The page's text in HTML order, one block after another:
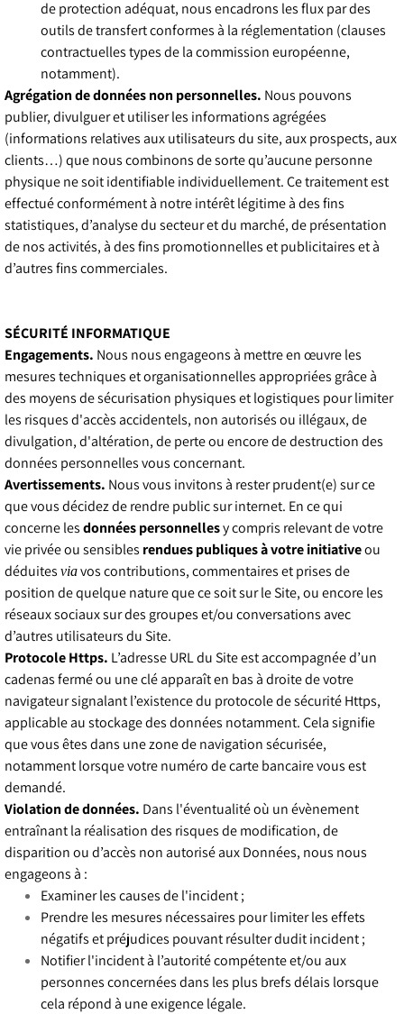
de protection adéquat, nous encadrons les flux par des
outils de transfert conformes à la réglementation (clauses
contractuelles types de la commission européenne,
notamment).
Agrégation de données non personnelles. Nous pouvons
publier, divulguer et utiliser les informations agrégées
(informations relatives aux utilisateurs du site, aux prospects, aux
clients…) que nous combinons de sorte qu’aucune personne
physique ne soit identifiable individuellement. Ce traitement est
effectué conformément à notre intérêt légitime à des fins
statistiques, d’analyse du secteur et du marché, de présentation
de nos activités, à des fins promotionnelles et publicitaires et à
d’autres fins commerciales.
SÉCURITÉ INFORMATIQUE
Engagements. Nous nous engageons à mettre en œuvre les
mesures techniques et organisationnelles appropriées grâce à
des moyens de sécurisation physiques et logistiques pour limiter
les risques d'accès accidentels, non autorisés ou illégaux, de
divulgation, d'altération, de perte ou encore de destruction des
données personnelles vous concernant.
Avertissements. Nous vous invitons à rester prudent(e) sur ce
que vous décidez de rendre public sur internet. En ce qui
concerne lesdonnées personnellesy compris relevant de votre
vie privée ou sensibles rendues publiques à votre initiativeou
déduites viavos contributions, commentaires et prises de
position de quelque nature que ce soit sur le Site, ou encore les
réseaux sociaux sur des groupes et/ou conversations avec
d’autres utilisateurs du Site.
Protocole Https. L’adresse URL du Site est accompagnée d’un
cadenas fermé ou une clé apparaît en bas à droite de votre
navigateur signalant l’existence du protocole de sécurité Https,
applicable au stockage des données notamment. Cela signifie
que vous êtes dans une zone de navigation sécurisée,
notamment lorsque votre numéro de carte bancaire vous est
demandé.
Violation de données. Dans l'éventualité où un évènement
entraînant la réalisation des risques de modification, de
disparition ou d’accès non autorisé aux Données, nous nous
engageons à :
Examiner les causes de l'incident ;
Prendre les mesures nécessaires pour limiter les effets
négatifs et préjudices pouvant résulter dudit incident ;
Notifier l'incident à l’autorité compétente et/ou aux
personnes concernées dans les plus brefs délais lorsque
cela répond à une exigence légale.